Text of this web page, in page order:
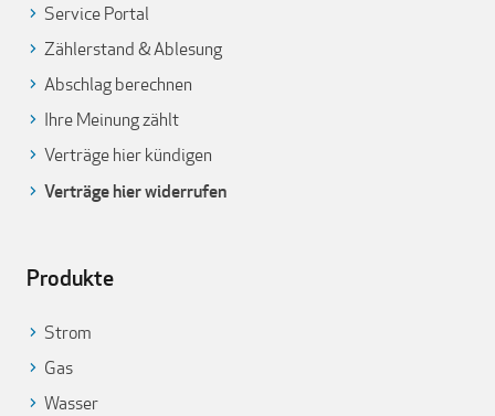
Service Portal
Zählerstand & Ablesung
Abschlag berechnen
Ihre Meinung zählt
Verträge hier kündigen
Verträge hier widerrufen
Produkte
Strom
Gas
Wasser